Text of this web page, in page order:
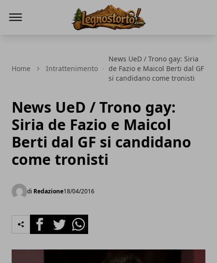
Home Intrattenimento
News UeD / Trono gay: Siria
de Fazio e Maicol Berti dal GF
si candidano come tronisti
News UeD / Trono gay:
Siria de Fazio e Maicol
Berti dal GF si candidano
come tronisti
di Redazione18/04/2016
FacebookTwitterWhatsapp